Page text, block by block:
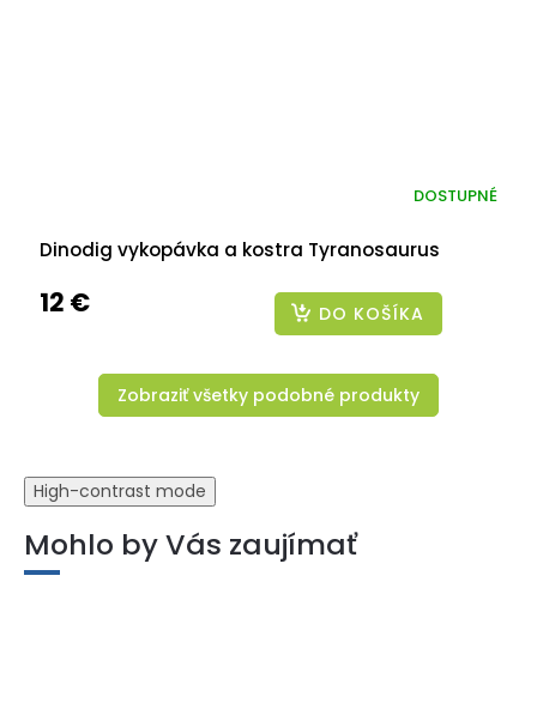
Dinodig vykopávka a kostra Tyranosaurus
DOSTUPNÉ
12 € DO KOŠÍKA
Zobraziť všetky podobné produkty
High-contrast mode
Mohlo by Vás zaujímať